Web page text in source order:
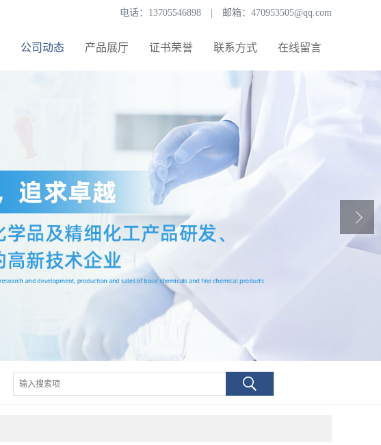
电话： 13705546898 邮箱： 470953505@qq.com
公司动态 产品展厅 证书荣誉 联系方式 在线留言